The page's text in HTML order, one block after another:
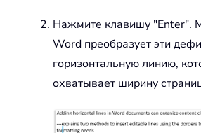
Нажмите клавишу "Enter".
Word преобразует эти
горизонтальную линию,
охватывает ширину